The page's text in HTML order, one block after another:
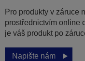
Pro produkty v záruce
prostřednictvím online
je váš produkt po
Napište nám